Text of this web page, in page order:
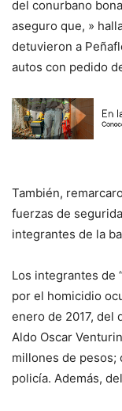
del conurbano
aseguro que, »
detuvieron a
autos con pedido
También,
fuerzas de
integrantes de la
Los integrantes de
por el homicidio
enero de 2017, del
Aldo Oscar
millones de pesos;
policía. Además,